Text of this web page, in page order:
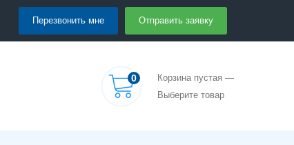
Перезвонить мне Отправить заявку
0
Корзина пустая —
Выберите товар